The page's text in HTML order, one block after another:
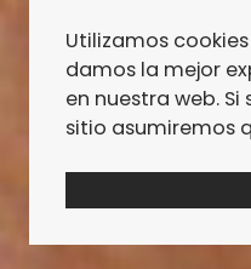
17/02/
Utilizamos
damos la mejor
en nuestra web.
sitio asumiremos